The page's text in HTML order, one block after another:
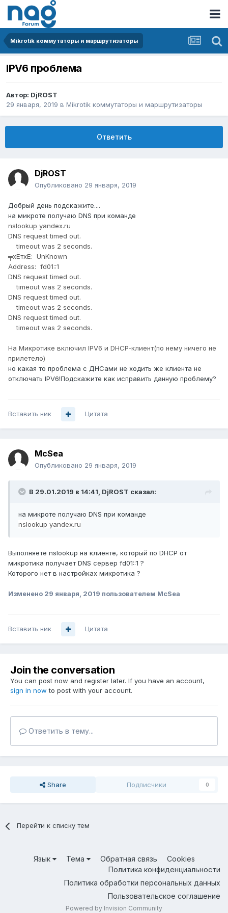
Mikrotik коммутаторы и маршрутизаторы
IPV6 проблема
Автор: DjROST
29 января, 2019 в Mikrotik коммутаторы и маршрутизаторы
Ответить
DjROST
Опубликовано 29 января, 2019
Добрый день подскажите....
на микроте получаю DNS при команде
nslookup yandex.ru
DNS request timed out.
timeout was 2 seconds.
╤хЁтхЁ: UnKnown
Address: fd01::1
DNS request timed out.
timeout was 2 seconds.
DNS request timed out.
timeout was 2 seconds.
DNS request timed out.
timeout was 2 seconds.
На Микротике включил IPV6 и DHCP-клиент(по нему ничего не
прилетело)
но какая то проблема с ДНСами не ходить же клиента не
отключать IPV6!Подскажите как исправить данную проблему?
Вставить ник Цитата
McSea
Опубликовано 29 января, 2019
В 29.01.2019 в 14:41, DjROST сказал:
на микроте получаю DNS при команде
nslookup yandex.ru
Выполняете nslookup на клиенте, который по DHCP от
микротика получает DNS сервер fd01::1 ?
Которого нет в настройках микротика ?
Изменено 29 января, 2019 пользователем McSea
Вставить ник Цитата
Join the conversation
You can post now and register later. If you have an account,
sign in now to post with your account.
Ответить в тему...
Share Подписчики 0
Перейти к списку тем
Язык Тема Обратная связь
Cookies
Политика конфиденциальности
Политика обработки персональных данных
Пользовательское соглашение
Powered by Invision Community